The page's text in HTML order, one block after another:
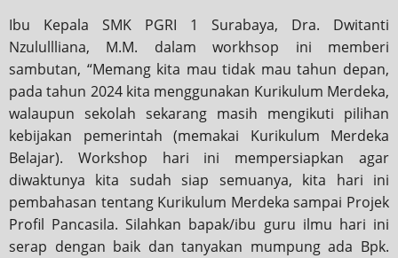
Ibu Kepala SMK PGRI 1 Surabaya, Dra. Dwitanti
Nzulullliana, M.M. dalam workhsop ini memberi
sambutan, “Memang kita mau tidak mau tahun depan,
pada tahun 2024 kita menggunakan Kurikulum Merdeka,
walaupun sekolah sekarang masih mengikuti pilihan
kebijakan pemerintah (memakai Kurikulum Merdeka
Belajar). Workshop hari ini mempersiapkan agar
diwaktunya kita sudah siap semuanya, kita hari ini
pembahasan tentang Kurikulum Merdeka sampai Projek
Profil Pancasila. Silahkan bapak/ibu guru ilmu hari ini
serap dengan baik dan tanyakan mumpung ada Bpk.